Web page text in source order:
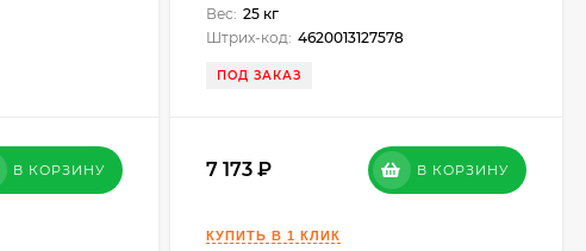
В КОРЗИНУ
Вес: 25 кг
Штрих-код: 4620013127578
ПОД ЗАКАЗ
7 173 В КОРЗИНУ